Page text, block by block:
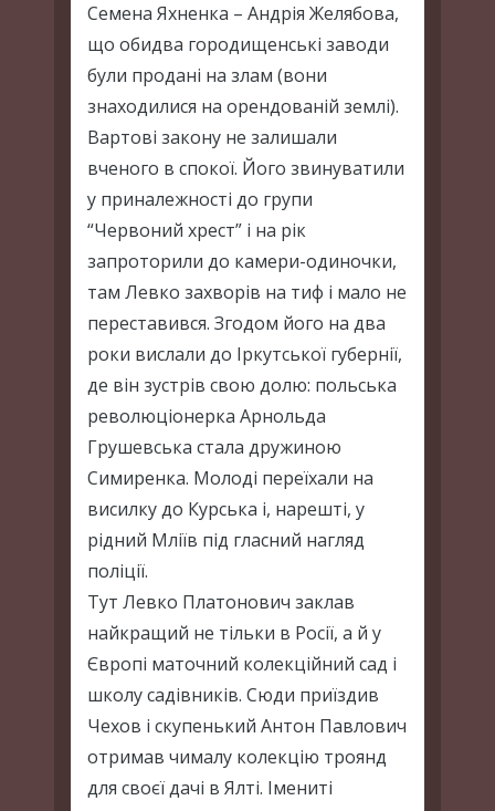
Семена Яхненка – Андрія Желябова,
що обидва городищенські заводи
були продані на злам (вони
знаходилися на орендованій землі).
Вартові закону не залишали
вченого в спокої. Його звинуватили
у приналежності до групи
“Червоний хрест” і на рік
запроторили до камери-одиночки,
там Левко захворів на тиф і мало не
переставився. Згодом його на два
роки вислали до Іркутської губернії,
де він зустрів свою долю: польська
революціонерка Арнольда
Грушевська стала дружиною
Симиренка. Молоді переїхали на
висилку до Курська і, нарешті, у
рідний Мліїв під гласний нагляд
поліції.
Тут Левко Платонович заклав
найкращий не тільки в Росії, а й у
Європі маточний колекційний сад і
школу садівників. Сюди приїздив
Чехов і скупенький Антон Павлович
отримав чималу колекцію троянд
для своєї дачі в Ялті. Імениті